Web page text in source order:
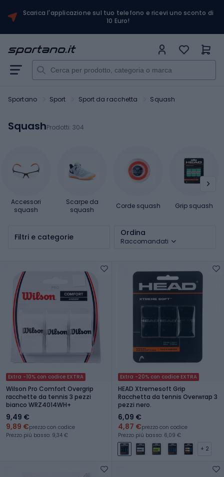
Scarica l'applicazione sul tuo telefono e ricevi uno sconto di
10 Euro!
Sportano Sport Sport da racchetta Squash
SquashProdotti: 304
Accessori
squash
Scarpe da
squash
Corde squash Grip squash
Filtri e categorie Ordina
Raccomandati
Extra -10% con codice EXTRA
Wilson Pro Comfort Overgrip
racchette da tennis 3 pezzi
bianco WRZ4014WH+
9,49 €
9,89 €prezzo con codice
Prezzo più basso: 9,34 €
Extra -20% con codice EXTRA
HEAD Xtremesoft Grip
Racchetta da tennis Overwrap 3
pezzi nero.
6,09 €
4,87 €prezzo con codice
Prezzo più basso: 6,09 €
+ 2